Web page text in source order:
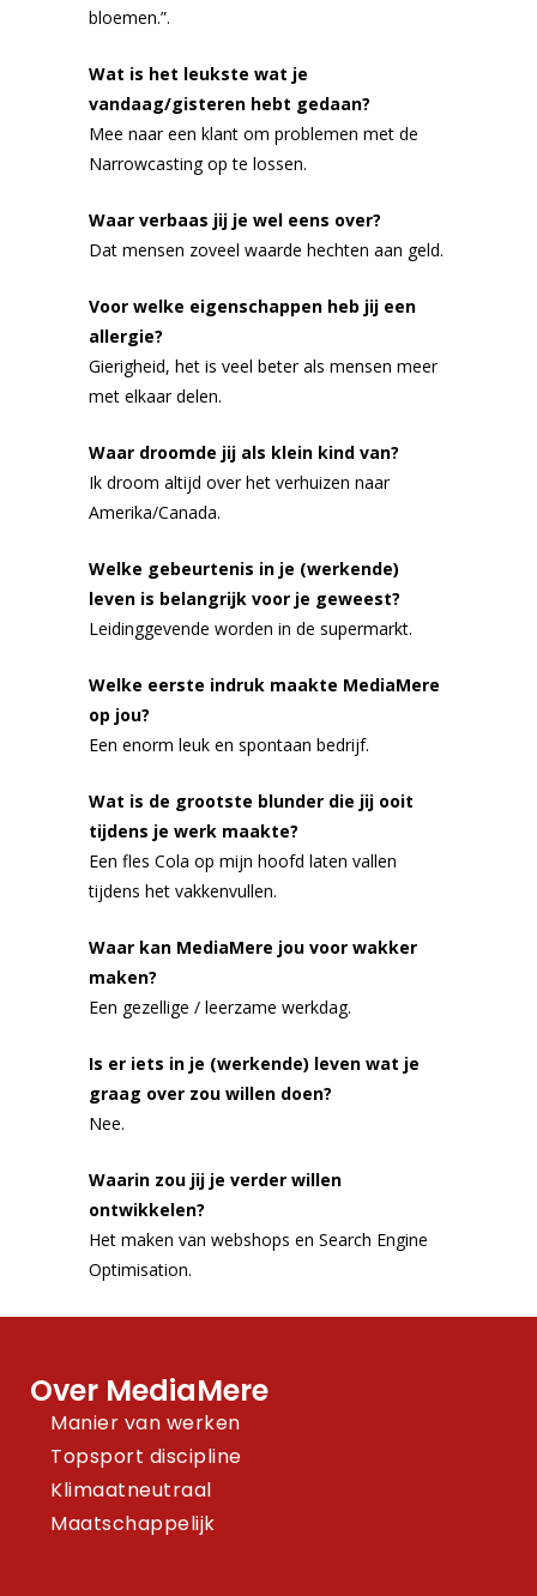
bloemen.”.
Wat is het leukste wat je
vandaag/gisteren hebt gedaan?
Mee naar een klant om problemen met de
Narrowcasting op te lossen.
Waar verbaas jij je wel eens over?
Dat mensen zoveel waarde hechten aan geld.
Voor welke eigenschappen heb jij een
allergie?
Gierigheid, het is veel beter als mensen meer
met elkaar delen.
Waar droomde jij als klein kind van?
Ik droom altijd over het verhuizen naar
Amerika/Canada.
Welke gebeurtenis in je (werkende)
leven is belangrijk voor je geweest?
Leidinggevende worden in de supermarkt.
Welke eerste indruk maakte MediaMere
op jou?
Een enorm leuk en spontaan bedrijf.
Wat is de grootste blunder die jij ooit
tijdens je werk maakte?
Een fles Cola op mijn hoofd laten vallen
tijdens het vakkenvullen.
Waar kan MediaMere jou voor wakker
maken?
Een gezellige / leerzame werkdag.
Is er iets in je (werkende) leven wat je
graag over zou willen doen?
Nee.
Waarin zou jij je verder willen
ontwikkelen?
Het maken van webshops en Search Engine
Optimisation.
Over MediaMere
Manier van werken
Topsport discipline
Klimaatneutraal
Maatschappelijk